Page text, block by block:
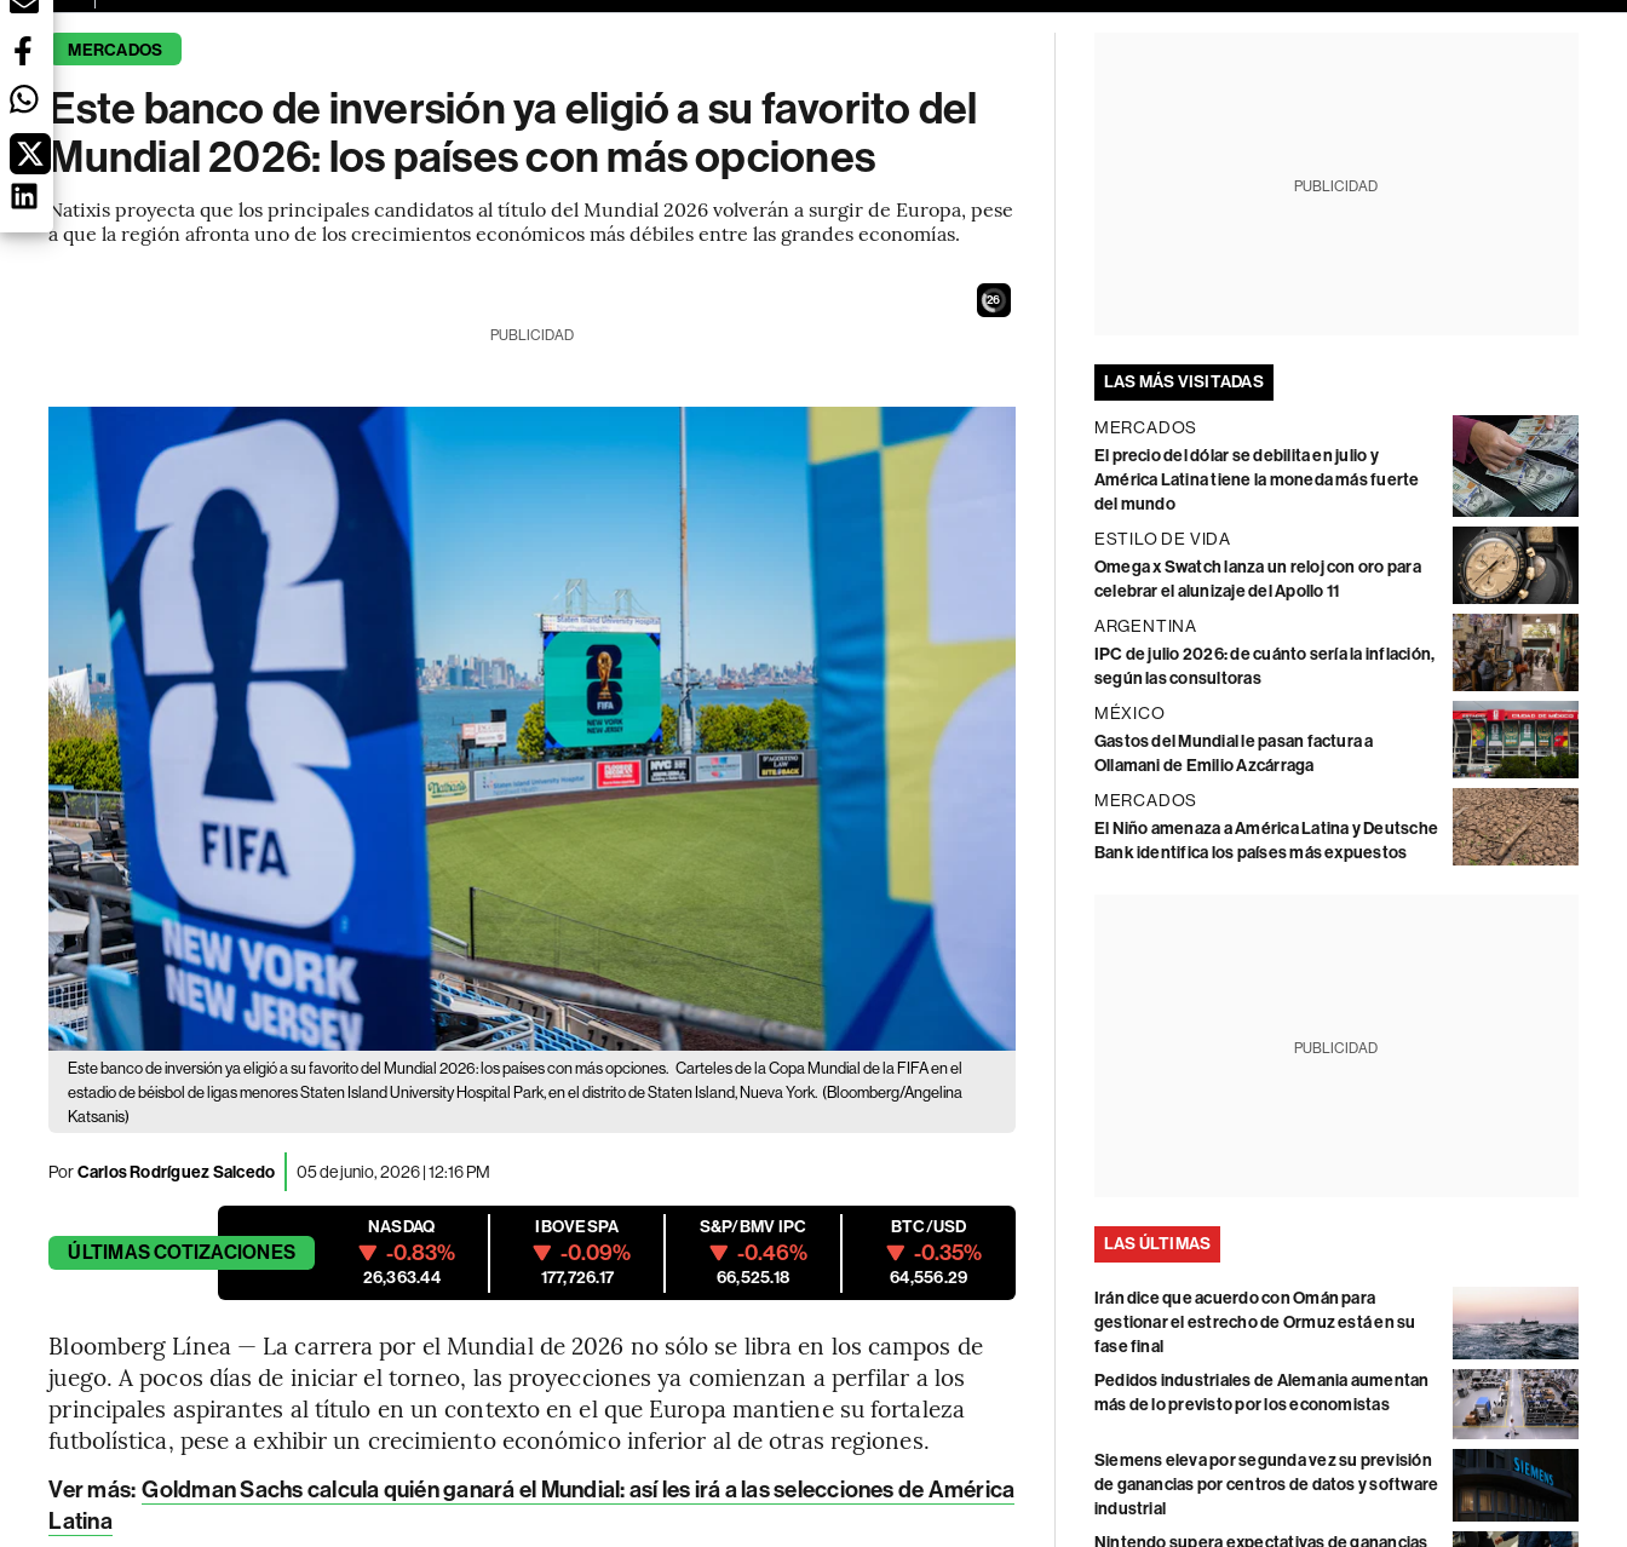
MERCADOS
Este banco de inversión ya eligió a su favorito del
Mundial 2026: los países con más opciones
Natixis proyecta que los principales candidatos al título del Mundial 2026 volverán a surgir de Europa, pese
a que la región afronta uno de los crecimientos económicos más débiles entre las grandes economías.
24
PUBLICIDAD
Este banco de inversión ya eligió a su favorito del Mundial 2026: los países con más opciones. Carteles de la Copa Mundial de la FIFA en el
estadio de béisbol de ligas menores Staten Island University Hospital Park, en el distrito de Staten Island, Nueva York. (Bloomberg/Angelina
Katsanis)
PorCarlos Rodríguez Salcedo 05 de junio, 2026 | 12:16 PM
ÚLTIMASCOTIZACIONES
NASDAQ
-0.83%
26,363.44
IBOVESPA
-0.09%
177,726.17
S&P/BMV IPC
-0.46%
66,525.18
BTC/USD
-0.35%
64,556.29
Bloomberg Línea — La carrera por el Mundial de 2026 no sólo se libra en los campos de
juego. A pocos días de iniciar el torneo, las proyecciones ya comienzan a perfilar a los
principales aspirantes al título en un contexto en el que Europa mantiene su fortaleza
futbolística, pese a exhibir un crecimiento económico inferior al de otras regiones.
Ver más: Goldman Sachs calcula quién ganará el Mundial: así les irá a las selecciones de América
Latina
PUBLICIDAD
LAS MÁS VISITADAS
MERCADOS
El precio del dólar se debilita en julio y
América Latina tiene la moneda más fuerte
del mundo
ESTILO DE VIDA
Omega x Swatch lanza un reloj con oro para
celebrar el alunizaje del Apollo 11
ARGENTINA
IPC de julio 2026: de cuánto sería la inflación,
según las consultoras
MÉXICO
Gastos del Mundial le pasan factura a
Ollamani de Emilio Azcárraga
MERCADOS
El Niño amenaza a América Latina y Deutsche
Bank identifica los países más expuestos
PUBLICIDAD
LAS ÚLTIMAS
Irán dice que acuerdo con Omán para
gestionar el estrecho de Ormuz está en su
fase final
Pedidos industriales de Alemania aumentan
más de lo previsto por los economistas
Siemens eleva por segunda vez su previsión
de ganancias por centros de datos y software
industrial